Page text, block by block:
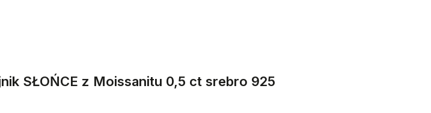
SŁOŃCE z Moissanitu 0,5 ct srebro 925